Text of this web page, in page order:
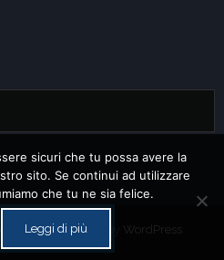
Ltd. Powered by WordPress
sicuri che tu possa avere la
sito. Se continui ad utilizzare
che tu ne sia felice.
Leggi di più